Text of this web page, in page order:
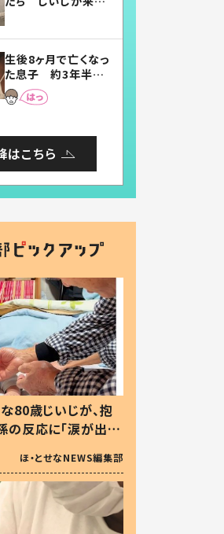
まらない」「幸せにな
れる」
生後8ヶ月で亡くなっ
た息子 約3年半
後、当時の妻の日記
に書いてあった本音
はこちら
80歳じいじが、抱
の反応に「涙が出ま
方ない」
ほ・とせなNEWS編集部